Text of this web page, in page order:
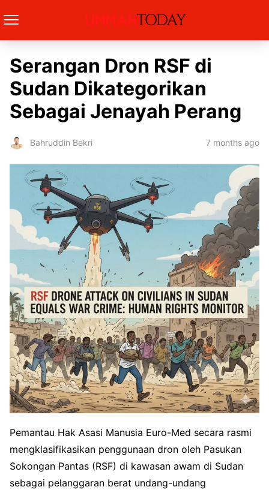
Serangan Dron RSF di
Sudan Dikategorikan
Sebagai Jenayah Perang
Bahruddin Bekri 7 months ago
Pemantau Hak Asasi Manusia Euro-Med secara rasmi
mengklasifikasikan penggunaan dron oleh Pasukan
Sokongan Pantas (RSF) di kawasan awam di Sudan
sebagai pelanggaran berat undang-undang